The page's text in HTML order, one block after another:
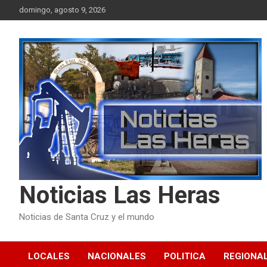
to
domingo, agosto 9, 2026
Noticias Las Heras
Noticias de Santa Cruz y el mundo
LOCALES NACIONALES POLITICA